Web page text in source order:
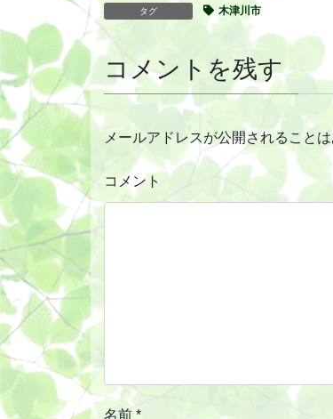
タグ 木津川市
コメントを残す
メールアドレスが公開されることは
コメント
名前 *